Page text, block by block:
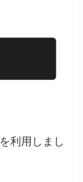
利用しまし